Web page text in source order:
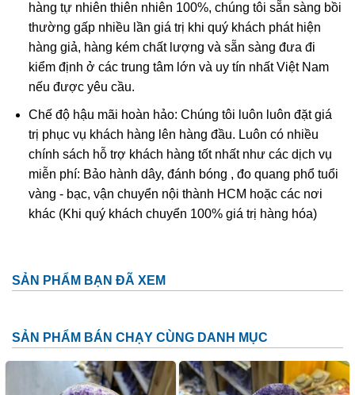
hàng tự nhiên thiên nhiên 100%, chúng tôi sẵn sàng bồi
thường gấp nhiều lần giá trị khi quý khách phát hiện
hàng giả, hàng kém chất lượng và sẵn sàng đưa đi
kiểm định ở các trung tâm lớn và uy tín nhất Việt Nam
nếu được yêu cầu.
Chế độ hậu mãi hoàn hảo: Chúng tôi luôn luôn đặt giá
trị phục vụ khách hàng lên hàng đầu. Luôn có nhiều
chính sách hỗ trợ khách hàng tốt nhất như các dịch vụ
miễn phí: Bảo hành dây, đánh bóng , đo quang phổ tuổi
vàng - bạc, vận chuyển nội thành HCM hoặc các nơi
khác (Khi quý khách chuyển 100% giá trị hàng hóa)
SẢN PHẨM BẠN ĐÃ XEM
SẢN PHẨM BÁN CHẠY CÙNG DANH MỤC